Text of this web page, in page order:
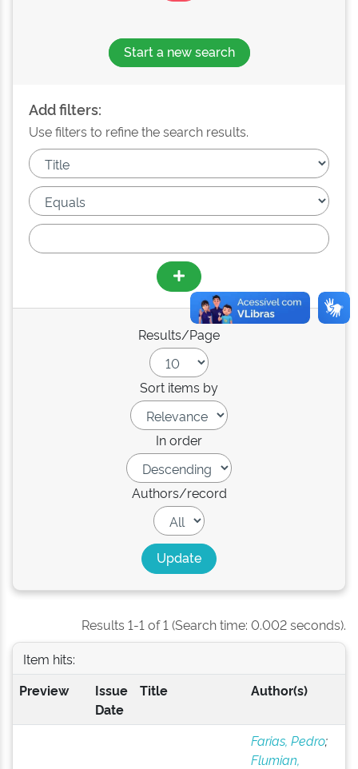
Start a new search
Add filters:
Use filters to refine the search results.
Results/Page
Sort items by
In order
Authors/record
Results 1-1 of 1 (Search time: 0.002 seconds).
Item hits:
Preview
Issue
Date
Title Author(s)
Farias, Pedro;
Flumian,